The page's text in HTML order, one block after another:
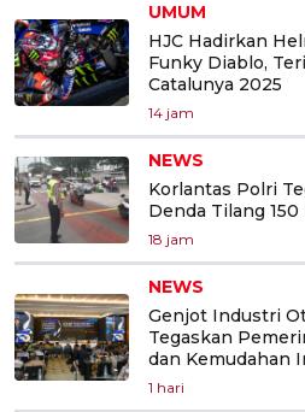
UMUM
HJC Hadirkan
Funky Diablo,
Catalunya 2025
14 jam
NEWS
Korlantas Polri
Denda Tilang
18 jam
NEWS
Genjot Industri
Tegaskan
dan Kemudahan
1 hari